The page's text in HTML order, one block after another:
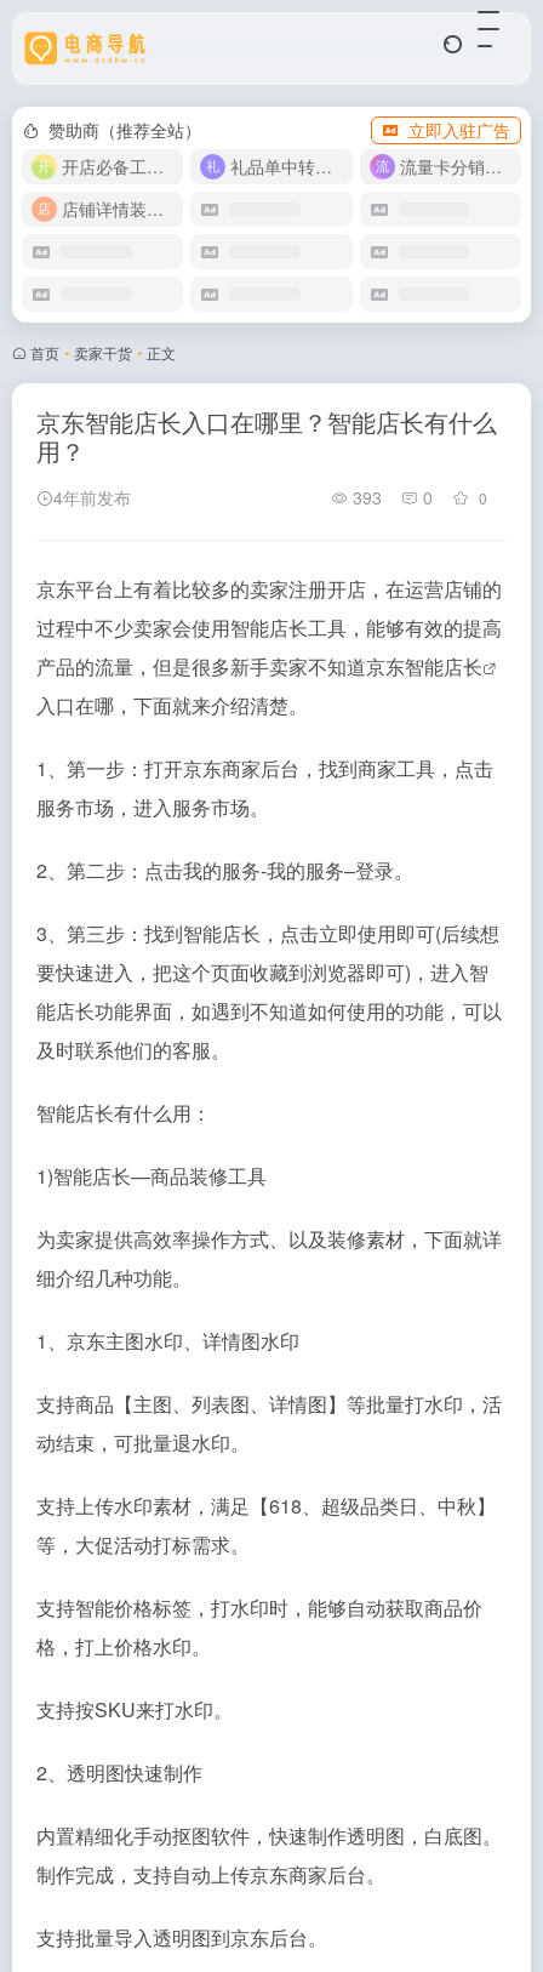
赞助商（推荐全站）
立即入驻广告
开店必备工具箱
礼品单中转同步单
流量卡分销代理
店铺详情装修模版
首页 • 卖家干货 • 正文
京东智能店长入口在哪里？智能店长有什么
用？
4年前发布 393 0 0
京东平台上有着比较多的卖家注册开店，在运营店铺的
过程中不少卖家会使用智能店长工具，能够有效的提高
产品的流量，但是很多新手卖家不知道京东智能店长
入口在哪，下面就来介绍清楚。
1、第一步：打开京东商家后台，找到商家工具，点击
服务市场，进入服务市场。
2、第二步：点击我的服务-我的服务–登录。
3、第三步：找到智能店长，点击立即使用即可(后续想
要快速进入，把这个页面收藏到浏览器即可)，进入智
能店长功能界面，如遇到不知道如何使用的功能，可以
及时联系他们的客服。
智能店长有什么用：
1)智能店长—商品装修工具
为卖家提供高效率操作方式、以及装修素材，下面就详
细介绍几种功能。
1、京东主图水印、详情图水印
支持商品【主图、列表图、详情图】等批量打水印，活
动结束，可批量退水印。
支持上传水印素材，满足【618、超级品类日、中秋】
等，大促活动打标需求。
支持智能价格标签，打水印时，能够自动获取商品价
格，打上价格水印。
支持按SKU来打水印。
2、透明图快速制作
内置精细化手动抠图软件，快速制作透明图，白底图。
制作完成，支持自动上传京东商家后台。
支持批量导入透明图到京东后台。